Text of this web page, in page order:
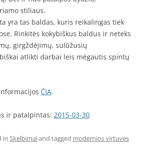
stiliaus.
yra tas baldas, kuris reikalingas tiek
Rinkitės kokybiškus baldus ir neteks
girgždėjimų, sulūžusių
atlikti darbai leis mėgautis spintų
ČIA.
ir patalpintas: 2015-03-30
in Skelbimaiand tagged modernios virtuves